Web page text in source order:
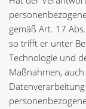
gemäß Art. 17
so trifft er unter
Technologie und
Maßnahmen,